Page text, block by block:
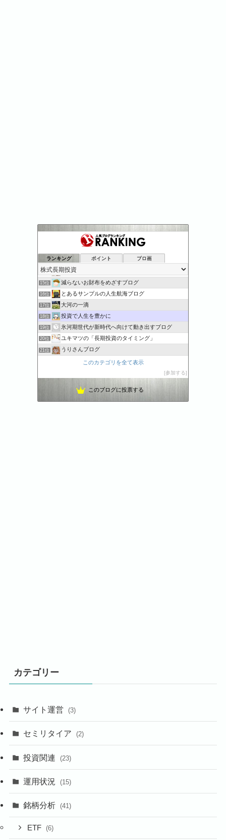
ランキング ポイント ブロ画
日本株式投資ブログ｜コツコツ堅実に稼ぐ！
ともの彩と
13位 明日の事は明日やる〜株主優待の記録
14位 株活中です
15位 減らないお財布をめざすブログ
16位 とあるサンプルの人生航海ブログ
17位 大河の一滴
18位 投資で人生を豊かに
19位 氷河期世代が新時代へ向けて動き出すブログ
20位 ユキマツの「長期投資のタイミング」
21位 うりさんブログ
増えたいフラウ
損切人生
このカテゴリを全て表示
参加する
このブログに投票する
カテゴリー
サイト運営 (3)
セミリタイア (2)
投資関連 (23)
運用状況 (15)
銘柄分析 (41)
ETF (6)